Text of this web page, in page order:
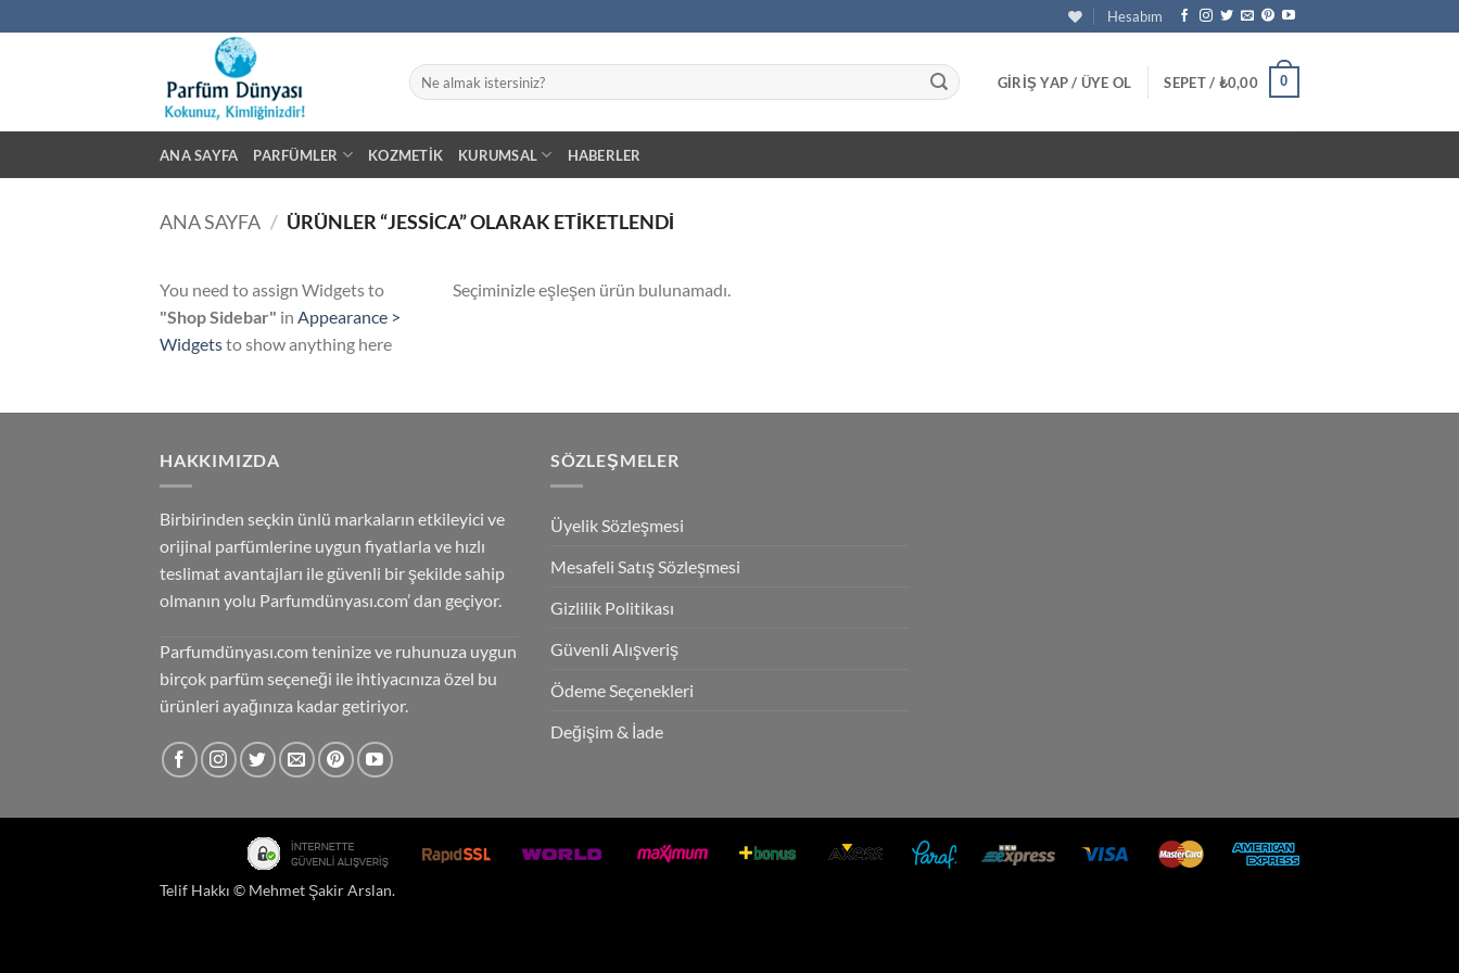
atla
Hesabım
Ara:
GIRIŞ YAP / ÜYE OL SEPET / ₺0,00 0
ANA SAYFA PARFÜMLER KOZMETIK KURUMSAL HABERLER
ANA SAYFA / ÜRÜNLER “JESSICA” OLARAK ETIKETLENDI
You need to assign Widgets to
"Shop Sidebar" in Appearance >
Widgetsto show anything here
Seçiminizle eşleşen ürün bulunamadı.
HAKKIMIZDA
Birbirinden seçkin ünlü markaların etkileyici ve
orijinal parfümlerine uygun fiyatlarla ve hızlı
teslimat avantajları ile güvenli bir şekilde sahip
olmanın yolu Parfumdünyası.com’ dan geçiyor.
Parfumdünyası.com teninize ve ruhunuza uygun
birçok parfüm seçeneği ile ihtiyacınıza özel bu
ürünleri ayağınıza kadar getiriyor.
SÖZLEŞMELER
Üyelik Sözleşmesi
Mesafeli Satış Sözleşmesi
Gizlilik Politikası
Güvenli Alışveriş
Ödeme Seçenekleri
Değişim & İade
Telif Hakkı © Mehmet Şakir Arslan.